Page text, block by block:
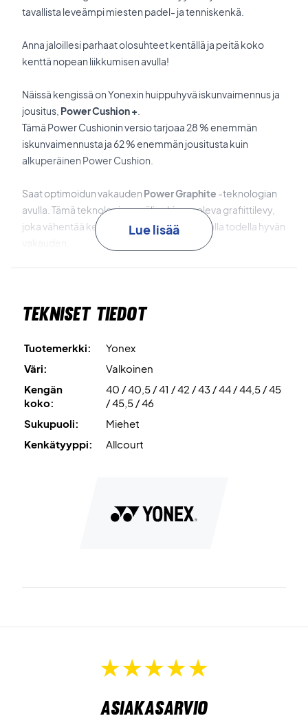
tavallista leveämpi miesten padel- ja tenniskenkä.
Anna jaloillesi parhaat olosuhteet kentällä ja peitä koko
kenttä nopean liikkumisen avulla!
Näissä kengissä on Yonexin huippuhyvä iskunvaimennus ja
jousitus, Power Cushion +
Tämä Power Cushionin versio tarjoaa 28 % enemmän
iskunvaimennusta ja 62 % enemmän jousitusta kuin
alkuperäinen Power Cushion.
Saat optimoidun vakauden Power Graphite -teknologian
avulla. Tämä teknologia on välipohjassa oleva grafiittilevy,
joka vähentää kengän painoa ja antaa samalla todella hyvän
Double Raschel Meshon erittäin hieno verkkomateriaali,
verkkomateriaalit.
TPU Shank
on pohjan alla oleva pidennetty tuki, joka lisää
tukea, nopeutta ja vakautta.
Optimoi jalkatyöskentelysi kentällä näiden kenkien avulla!
Lue lisää
Tekniset tiedot
Tuotemerkki:
Yonex
Väri:
Valkoinen
Kengän
koko:
40 / 40,5 / 41 / 42 / 43 / 44 / 44,5 / 45
/ 45,5 / 46
Sukupuoli:
Miehet
Kenkätyyppi:
Allcourt
Asiakasarvio